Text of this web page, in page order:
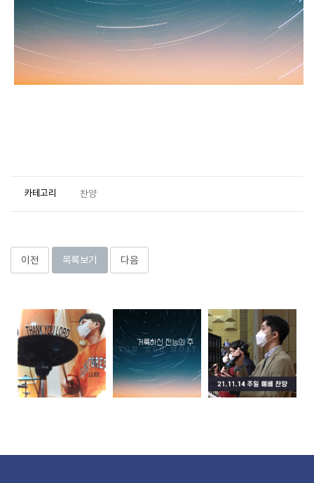
카테고리 찬양
이전 목록보기 다음